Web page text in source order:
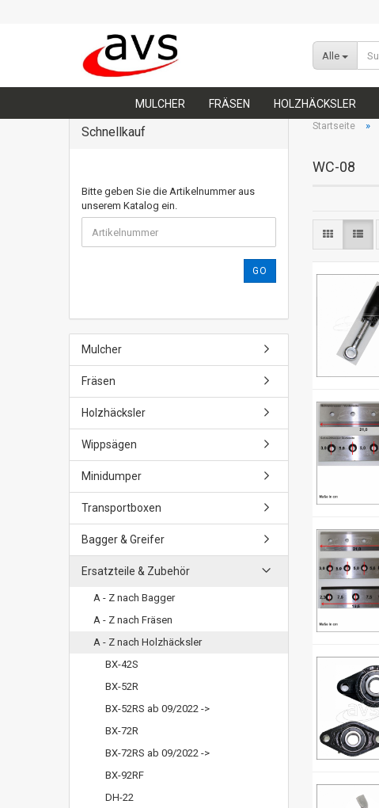
Alle
MULCHER FRÄSEN HOLZHÄCKSLER
Startseite »
WC-08
Schnellkauf
Bitte geben Sie die Artikelnummer aus
unserem Katalog ein.
GO
Mulcher
Fräsen
Holzhäcksler
Wippsägen
Minidumper
Transportboxen
Bagger & Greifer
Ersatzteile & Zubehör
A - Z nach Bagger
A - Z nach Fräsen
A - Z nach Holzhäcksler
BX-42S
BX-52R
BX-52RS ab 09/2022 ->
BX-72R
BX-72RS ab 09/2022 ->
BX-92RF
DH-22